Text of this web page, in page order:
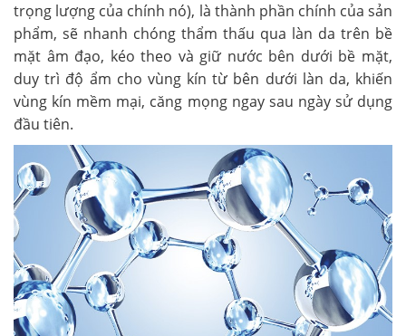
trọng lượng của chính nó), là thành phần chính của sản
phẩm, sẽ nhanh chóng thẩm thấu qua làn da trên bề
mặt âm đạo, kéo theo và giữ nước bên dưới bề mặt,
duy trì độ ẩm cho vùng kín từ bên dưới làn da, khiến
vùng kín mềm mại, căng mọng ngay sau ngày sử dụng
đầu tiên.